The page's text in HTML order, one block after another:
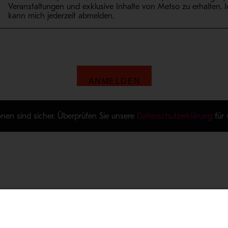
sind sicher. Überprüfen Sie unsere Datenschutzerklärung für